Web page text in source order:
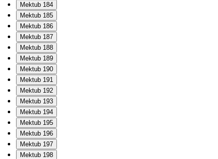
Mektub 184
Mektub 185
Mektub 186
Mektub 187
Mektub 188
Mektub 189
Mektub 190
Mektub 191
Mektub 192
Mektub 193
Mektub 194
Mektub 195
Mektub 196
Mektub 197
Mektub 198